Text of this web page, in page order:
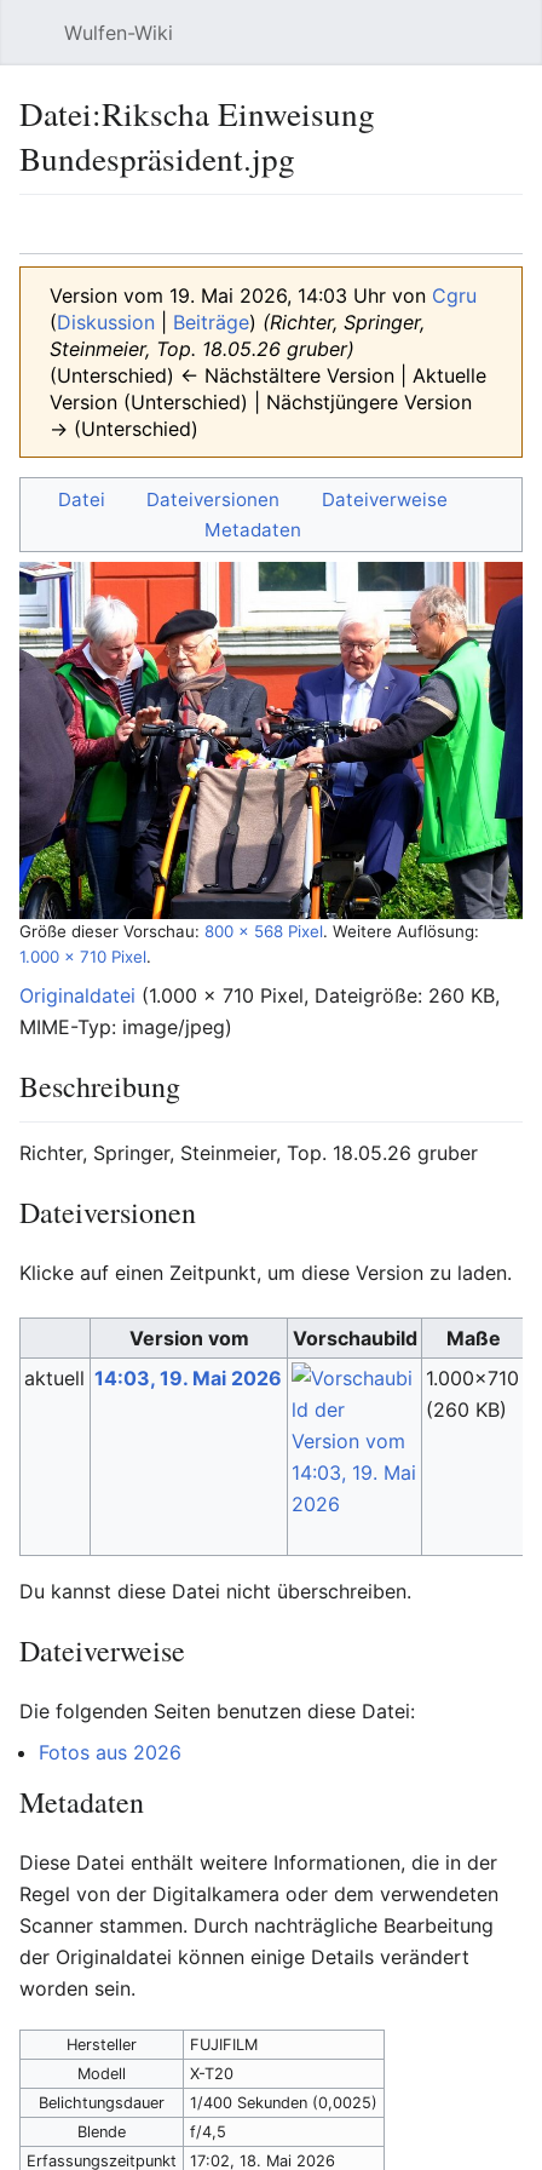
Wulfen-Wiki
Datei:Rikscha Einweisung
Bundespräsident.jpg
Version vom 19. Mai 2026, 14:03 Uhr von Cgru
(Diskussion Beiträge) (Richter, Springer,
Steinmeier, Top. 18.05.26 gruber)
(Unterschied) ← Nächstältere Version | Aktuelle
Version (Unterschied) | Nächstjüngere Version
→ (Unterschied)
Datei Dateiversionen
Dateiverweise
Metadaten
Größe dieser Vorschau: 800 × 568 Pixel. Weitere Auflösung:
1.000 × 710 Pixel.
Originaldatei (1.000 × 710 Pixel, Dateigröße: 260 KB,
MIME-Typ: image/jpeg)
Beschreibung
Richter, Springer, Steinmeier, Top. 18.05.26 gruber
Dateiversionen
Klicke auf einen Zeitpunkt, um diese Version zu laden.
Version vom Vorschaubild
Maße
aktuell 14:03, 19. Mai 2026
1.000×710
(260 KB)
Du kannst diese Datei nicht überschreiben.
Dateiverweise
Die folgenden Seiten benutzen diese Datei:
Fotos aus 2026
Metadaten
Diese Datei enthält weitere Informationen, die in der
Regel von der Digitalkamera oder dem verwendeten
Scanner stammen. Durch nachträgliche Bearbeitung
der Originaldatei können einige Details verändert
worden sein.
Hersteller
FUJIFILM
Modell
X-T20
Belichtungsdauer
1/400 Sekunden (0,0025)
Blende
f/4,5
Erfassungszeitpunkt
17:02, 18. Mai 2026